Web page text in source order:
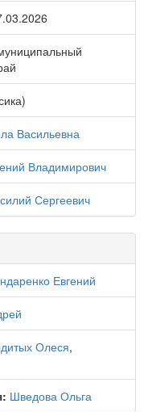
Васильевна
Владимирович
Сергеевич
Евгений
Олеся,
Шведова Ольга